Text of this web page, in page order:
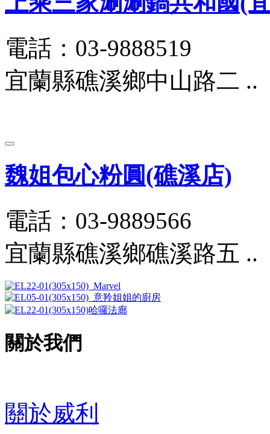
電話：03-9888519
宜蘭縣礁溪鄉中山路二 ..
魏姐包心粉圓(礁溪店)
電話：03-9889566
宜蘭縣礁溪鄉礁溪路五 ..
關於我們
關於威利